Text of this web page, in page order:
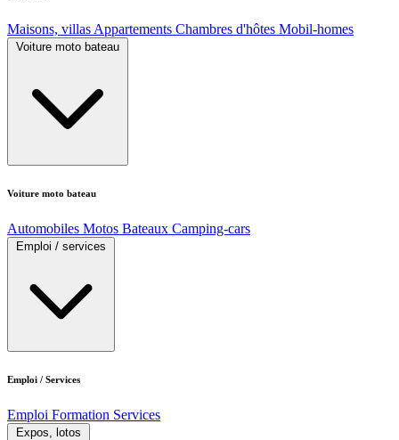
Maisons, villas Appartements Chambres d'hôtes Mobil-homes
Voiture moto bateau
Voiture moto bateau
Automobiles Motos Bateaux Camping-cars
Emploi / services
Emploi / Services
Emploi Formation Services
Expos, lotos